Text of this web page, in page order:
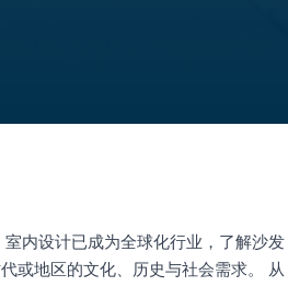
内设计已成为全球化行业，了解沙发
或地区的文化、历史与社会需求。 从